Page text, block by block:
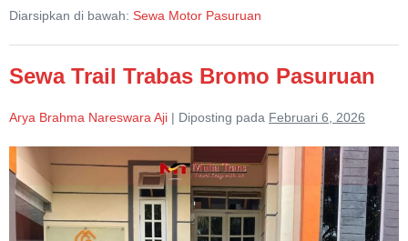
Beat
Pasuruan
Diarsipkan di bawah: Sewa Motor Pasuruan
Sewa Trail Trabas Bromo Pasuruan
Arya Brahma Nareswara Aji | Diposting pada Februari 6, 2026
Sewa
Trail
Trabas
Bromo